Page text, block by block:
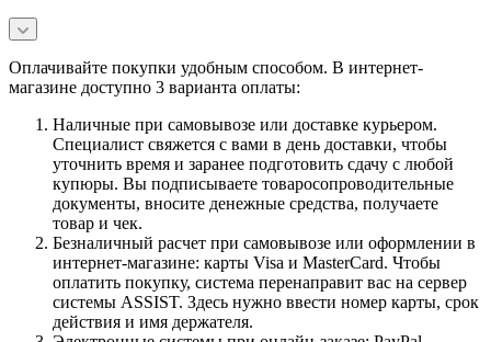
Оплачивайте покупки удобным способом. В интернет-
магазине доступно 3 варианта оплаты:
Наличные при самовывозе или доставке курьером.
Специалист свяжется с вами в день доставки, чтобы
уточнить время и заранее подготовить сдачу с любой
купюры. Вы подписываете товаросопроводительные
документы, вносите денежные средства, получаете
товар и чек.
Безналичный расчет при самовывозе или оформлении в
интернет-магазине: карты Visa и MasterCard. Чтобы
оплатить покупку, система перенаправит вас на сервер
системы ASSIST. Здесь нужно ввести номер карты, срок
действия и имя держателя.